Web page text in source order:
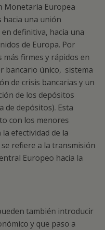
Monetaria Europea
hacia una unión
definitiva, hacia una
de Europa. Por
más firmes y rápidos en
bancario único, sistema
de crisis bancarias y un
de los depósitos
de depósitos). Esta
con los menores
efectividad de la
refiere a la transmisión
Europeo hacia la
también introducir
y que paso a